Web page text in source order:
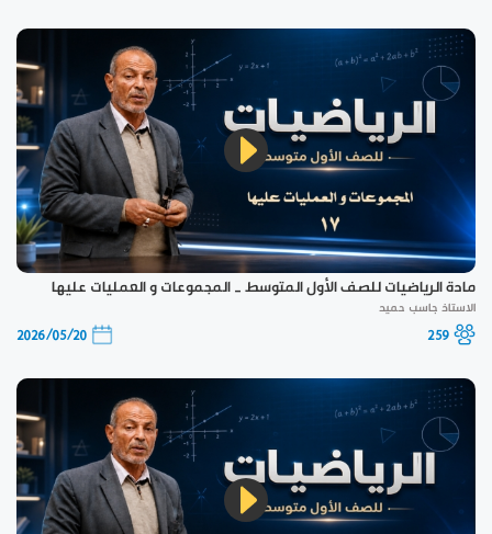
مادة الرياضيات للصف الأول المتوسط _ المجموعات و العمليات عليها
الاستاذ جاسب حميد
259
2026/05/20